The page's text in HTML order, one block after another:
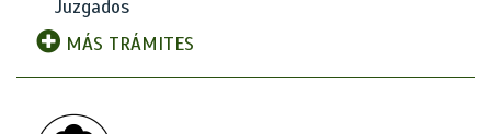
Juzgados
MÁS TRÁMITES